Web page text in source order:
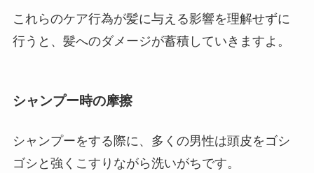
これらのケア行為が髪に与える影響を理解せずに
行うと、髪へのダメージが蓄積していきますよ。
シャンプー時の摩擦
シャンプーをする際に、多くの男性は頭皮をゴシ
ゴシと強くこすりながら洗いがちです。